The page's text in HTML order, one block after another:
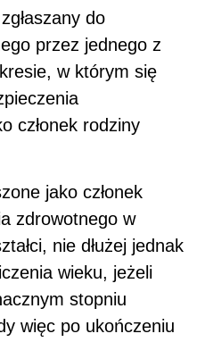
do
przez jednego z
w którym się
członek rodziny
jako członek
zdrowotnego w
nie dłużej jednak
wieku, jeżeli
stopniu
więc po ukończeniu